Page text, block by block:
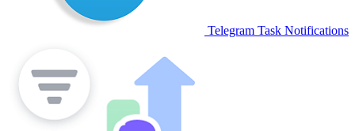
Telegram Task Notifications